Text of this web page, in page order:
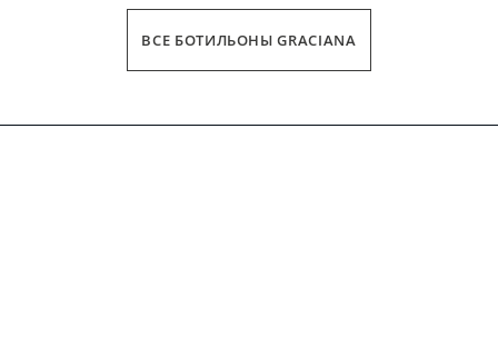
ВСЕ БОТИЛЬОНЫ GRACIANA